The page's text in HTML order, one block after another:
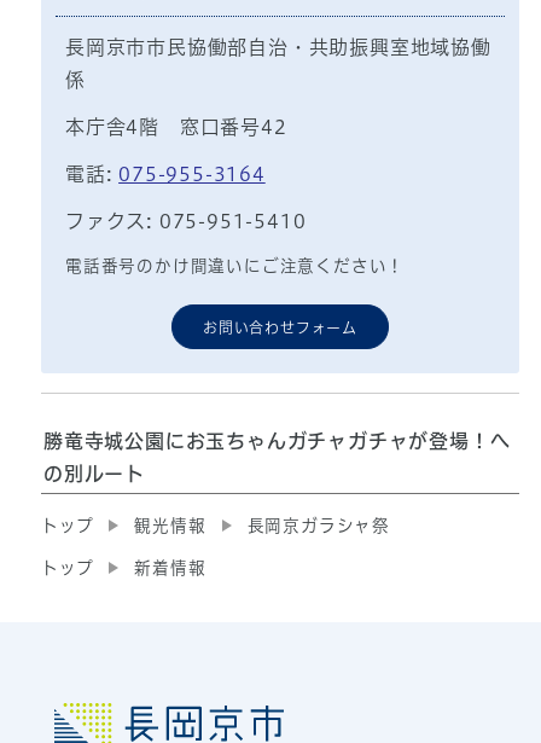
長岡京市市民協働部自治・共助振興室地域協働
係
本庁舎4階 窓口番号42
電話: 075-955-3164
ファクス: 075-951-5410
電話番号のかけ間違いにご注意ください！
お問い合わせフォーム
勝竜寺城公園にお玉ちゃんガチャガチャが登場！へ
の別ルート
トップ 観光情報 長岡京ガラシャ祭
トップ 新着情報